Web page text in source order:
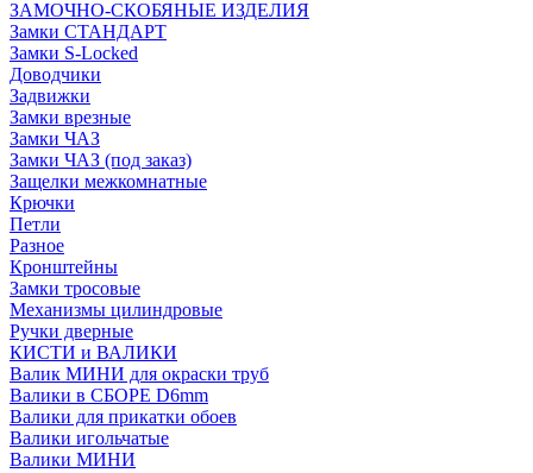
ЗАМОЧНО-СКОБЯНЫЕ ИЗДЕЛИЯ
Замки СТАНДАРТ
Замки S-Locked
Доводчики
Задвижки
Замки врезные
Замки ЧАЗ
Замки ЧАЗ (под заказ)
Защелки межкомнатные
Крючки
Петли
Разное
Кронштейны
Замки тросовые
Механизмы цилиндровые
Ручки дверные
КИСТИ и ВАЛИКИ
Валик МИНИ для окраски труб
Валики в СБОРЕ D6mm
Валики для прикатки обоев
Валики игольчатые
Валики МИНИ